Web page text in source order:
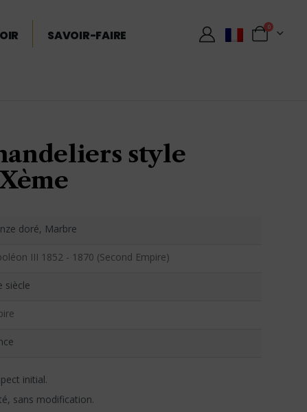
SAVOIR-FAIRE
0
style
doré, Marbre
III 1852 - 1870 (Second Empire)
siècle
initial.
sans modification.